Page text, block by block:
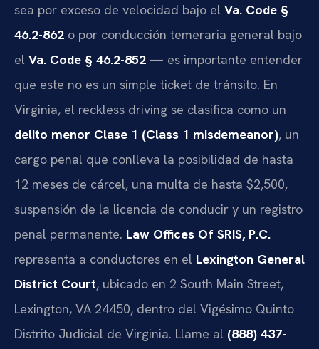
sea por exceso de velocidad bajo el Va. Code §
46.2-862 o por conducción temeraria general bajo
el Va. Code § 46.2-852 — es importante entender
que este no es un simple ticket de tránsito. En
Virginia, el reckless driving se clasifica como un
delito menor Clase 1 (Class 1 misdemeanor), un
cargo penal que conlleva la posibilidad de hasta
12 meses de cárcel, una multa de hasta $2,500,
suspensión de la licencia de conducir y un registro
penal permanente. Law Offices Of SRIS, P.C.
representa a conductores en el Lexington General
District Court, ubicado en 2 South Main Street,
Lexington, VA 24450, dentro del Vigésimo Quinto
Distrito Judicial de Virginia. Llame al (888) 437-